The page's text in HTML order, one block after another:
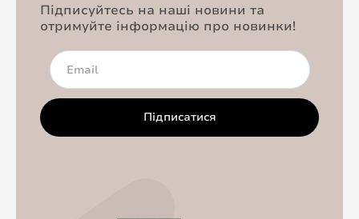
Підписуйтесь на наші новини та
отримуйте інформацію про новинки!
Підписатися